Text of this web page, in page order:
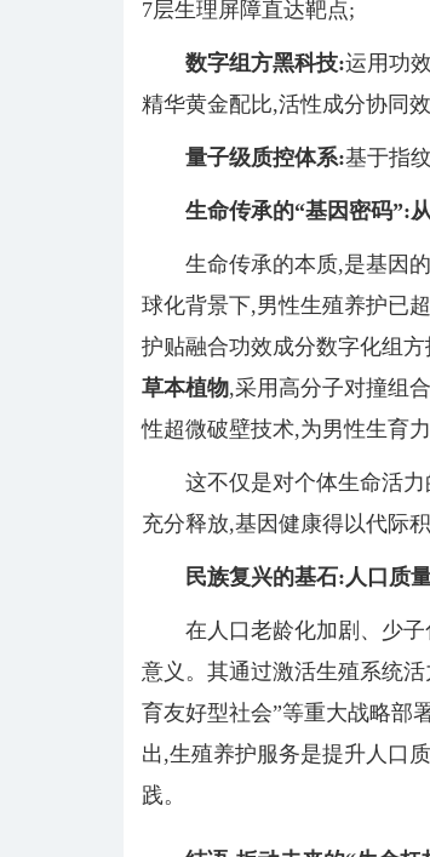
7层生理屏障直达靶点;
数字组方黑科技:运用功
精华黄金配比,活性成分协同
量子级质控体系:基于指
生命传承的“基因密码”:
生命传承的本质,是基因
球化背景下,男性生殖养护已
护贴融合功效成分数字化组
草本植物,采用高分子对撞组
性超微破壁技术,为男性生育
这不仅是对个体生命活
充分释放,基因健康得以代际
民族复兴的基石:人口质
在人口老龄化加剧、少
意义。其通过激活生殖系统
育友好型社会”等重大战略部
出,生殖养护服务是提升人口
践。